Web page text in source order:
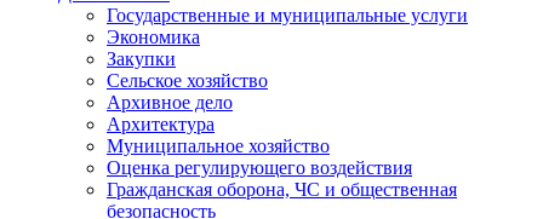
Государственные и муниципальные услуги
Экономика
Закупки
Сельское хозяйство
Архивное дело
Архитектура
Муниципальное хозяйство
Оценка регулирующего воздействия
Гражданская оборона, ЧС и общественная
безопасность